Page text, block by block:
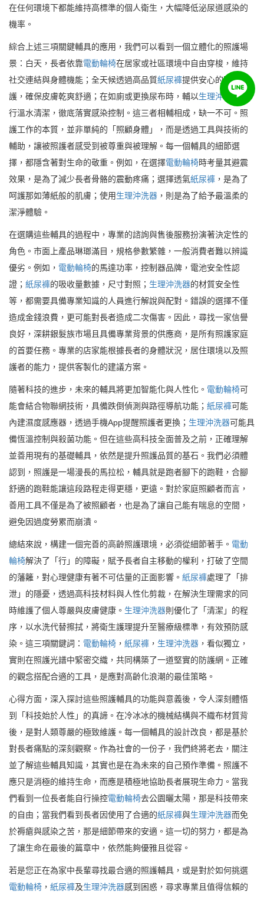
在任何環境下都能維持高標準的個人衛生，大幅降低泌尿道感染的
機率。
綜合上述三項關鍵輔具的應用，我們可以看到一個立體化的照護場
景：白天，長者依靠電動輪椅在居家或社區環境中自由穿梭，維持
社交連結與身體機能；全天候透過高品質紙尿褲提供安心的防漏保
護，確保皮膚乾爽舒適；在如廁或更換尿布時，輔以生理沖洗器進
行溫水清潔，徹底落實感染控制。這三者相輔相成，缺一不可。照
護工作的本質，並非單純的「照顧身體」，而是透過工具與技術的
輔助，讓被照護者感受到被尊重與被理解。每一個輔具的細節選
擇，都隱含著對生命的敬重。例如，在選擇電動輪椅時考量其避震
效果，是為了減少長者骨骼的震動疼痛；選擇透氣紙尿褲 ，是為了
呵護那如薄紙般的肌膚；使用生理沖洗器 ，則是為了給予最溫柔的
潔淨體驗。
在選購這些輔具的過程中，專業的諮詢與售後服務扮演著決定性的
角色。市面上產品琳瑯滿目，規格參數繁雜，一般消費者難以辨識
優劣。例如， 電動輪椅的馬達功率，控制器品牌，電池安全性認
證； 紙尿褲的吸收量數據，尺寸對照； 生理沖洗器的材質安全性
等，都需要具備專業知識的人員進行解說與配對。錯誤的選擇不僅
造成金錢浪費，更可能對長者造成二次傷害。因此，尋找一家信譽
良好，深耕銀髮族市場且具備專業背景的供應商，是所有照護家庭
的首要任務。專業的店家能根據長者的身體狀況，居住環境以及照
護者的能力，提供客製化的建議方案。
隨著科技的進步，未來的輔具將更加智能化與人性化。 電動輪椅可
能會結合物聯網技術，具備跌倒偵測與路徑導航功能； 紙尿褲可能
內建濕度感應器，透過手機App提醒照護者更換； 生理沖洗器可能具
備恆溫控制與殺菌功能。但在這些高科技全面普及之前，正確理解
並善用現有的基礎輔具，依然是提升照護品質的基石。我們必須體
認到，照護是一場漫長的馬拉松，輔具就是跑者腳下的跑鞋，合腳
舒適的跑鞋能讓這段路程走得更穩，更遠。對於家庭照顧者而言，
善用工具不僅是為了被照顧者，也是為了讓自己能有喘息的空間，
避免因過度勞累而崩潰。
總結來說，構建一個完善的高齡照護環境，必須從細節著手。 電動
輪椅解決了「行」的障礙，賦予長者自主移動的權利，打破了空間
的藩籬，對心理健康有著不可估量的正面影響。 紙尿褲處理了「排
泄」的隱憂，透過高科技材料與人性化剪裁，在解決生理需求的同
時維護了個人尊嚴與皮膚健康。 生理沖洗器則優化了「清潔」的程
序，以水洗代替擦拭，將衛生護理提升至醫療級標準，有效預防感
染。這三項關鍵詞： 電動輪椅 ， 紙尿褲 ， 生理沖洗器 ，看似獨立，
實則在照護光譜中緊密交織，共同構築了一道堅實的防護網。正確
的觀念搭配合適的工具，是應對高齡化浪潮的最佳策略。
心得方面，深入探討這些照護輔具的功能與意義後，令人深刻體悟
到「科技始於人性」的真諦。在冷冰冰的機械結構與不織布材質背
後，是對人類尊嚴的極致維護。每一個輔具的設計改良，都是基於
對長者痛點的深刻觀察。作為社會的一份子，我們終將老去，關注
並了解這些輔具知識，其實也是在為未來的自己預作準備。照護不
應只是消極的維持生命，而應是積極地協助長者展現生命力。當我
們看到一位長者能自行操控電動輪椅去公園曬太陽，那是科技帶來
的自由；當我們看到長者因使用了合適的紙尿褲與生理沖洗器而免
於褥瘡與感染之苦，那是細節帶來的安適。這一切的努力，都是為
了讓生命在最後的篇章中，依然能夠優雅且從容。
若是您正在為家中長輩尋找最合適的照護輔具，或是對於如何挑選
電動輪椅 ， 紙尿褲及生理沖洗器感到困惑，尋求專業且值得信賴的